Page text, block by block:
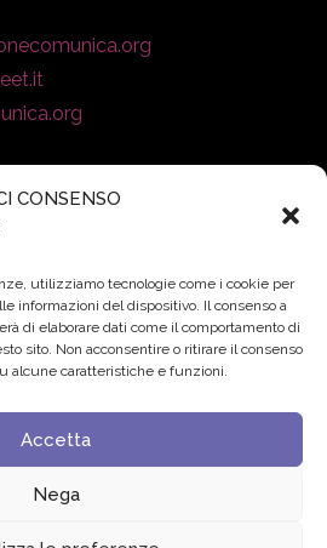
CONSENSO
utilizziamo tecnologie come i cookie per
informazioni del dispositivo. Il consenso a
di elaborare dati come il comportamento di
sito. Non acconsentire o ritirare il consenso
alcune caratteristiche e funzioni.
Accetta
Nega
è Bologna la nuova capitale
artificiale? Contro i nuovi
una governance condivisa»
Hub Higher Education